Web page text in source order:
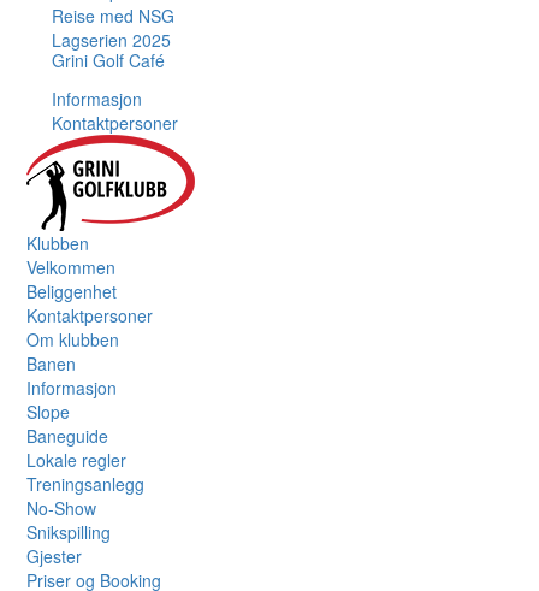
Reise med NSG
Lagserien 2025
Grini Golf Café
Informasjon
Kontaktpersoner
Klubben
Velkommen
Beliggenhet
Kontaktpersoner
Om klubben
Banen
Informasjon
Slope
Baneguide
Lokale regler
Treningsanlegg
No-Show
Snikspilling
Gjester
Priser og Booking